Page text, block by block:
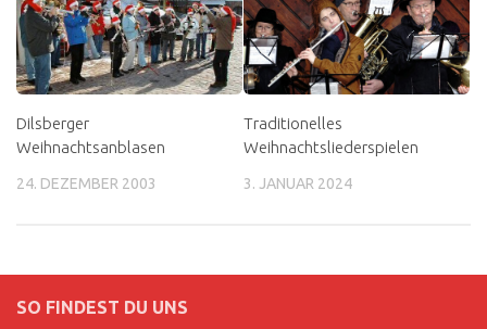
Dilsberger
Weihnachtsanblasen
24. DEZEMBER 2003
Traditionelles
Weihnachtsliederspielen
3. JANUAR 2024
SO FINDEST DU UNS